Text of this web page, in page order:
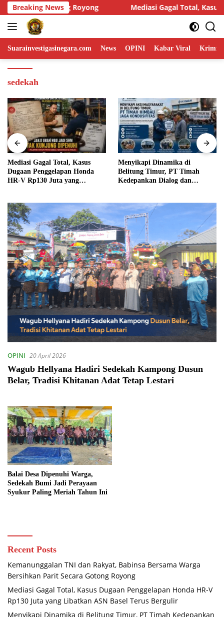
Skip
to
content
Breaking News
Gagal Total, Kasus Dugaan Penggelapan Honda HR-V
Suarainvestigasinegara.com News OPINI Kabar Viral
sedekah
Menyikapi Dinamika di
Belitung Timur, PT Timah
Kedepankan Dialog dan
Humas DPP LIN Desak Kapolri
dan Panglima TNI Turun
Langsung Usut Dugaan
OPINI 20 April 2026
Wagub Hellyana Hadiri Sedekah Kampong Dusun
Belar, Tradisi Khitanan Adat Tetap Lestari
Balai Desa Dipenuhi Warga,
Sedekah Bumi Jadi Perayaan
Syukur Paling Meriah Tahun Ini
Recent Posts
Kemanunggalan TNI dan Rakyat, Babinsa Bersama Warga
Bersihkan Parit Secara Gotong Royong
Mediasi Gagal Total, Kasus Dugaan Penggelapan Honda HR-V
Rp130 Juta yang Libatkan ASN Basel Terus Bergulir
Menyikapi Dinamika di Belitung Timur, PT Timah Kedepankan